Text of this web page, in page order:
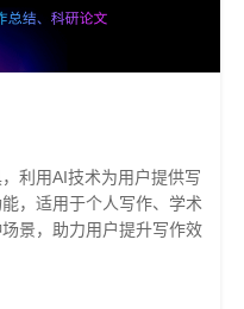
利用AI技术为用户提供写
，适用于个人写作、学术
景，助力用户提升写作效